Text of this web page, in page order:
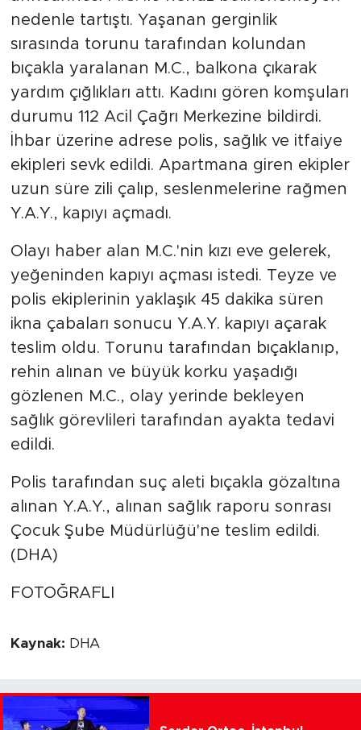
nedenle tartıştı. Yaşanan gerginlik
sırasında torunu tarafından kolundan
bıçakla yaralanan M.C., balkona çıkarak
yardım çığlıkları attı. Kadını gören komşuları
durumu 112 Acil Çağrı Merkezine bildirdi.
İhbar üzerine adrese polis, sağlık ve itfaiye
ekipleri sevk edildi. Apartmana giren ekipler
uzun süre zili çalıp, seslenmelerine rağmen
Y.A.Y., kapıyı açmadı.
Olayı haber alan M.C.'nin kızı eve gelerek,
yeğeninden kapıyı açması istedi. Teyze ve
polis ekiplerinin yaklaşık 45 dakika süren
ikna çabaları sonucu Y.A.Y. kapıyı açarak
teslim oldu. Torunu tarafından bıçaklanıp,
rehin alınan ve büyük korku yaşadığı
gözlenen M.C., olay yerinde bekleyen
sağlık görevlileri tarafından ayakta tedavi
edildi.
Polis tarafından suç aleti bıçakla gözaltına
alınan Y.A.Y., alınan sağlık raporu sonrası
Çocuk Şube Müdürlüğü'ne teslim edildi.
(DHA)
FOTOĞRAFLI
Kaynak: DHA